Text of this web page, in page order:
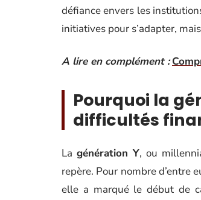
défiance envers les
initiatives pour s’adapter,
A lire en complément :
Pourquoi la
difficultés
La génération Y, ou
repère. Pour nombre d’entre
elle a marqué le début de